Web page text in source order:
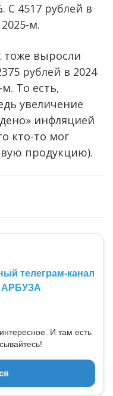
С 4517 рублей в
м.
тоже выросли
рублей в 2024
м. То есть,
увеличение
инфляцией
кто-то мог
продукцию).
телеграм-канал
АРБУЗА
И там есть